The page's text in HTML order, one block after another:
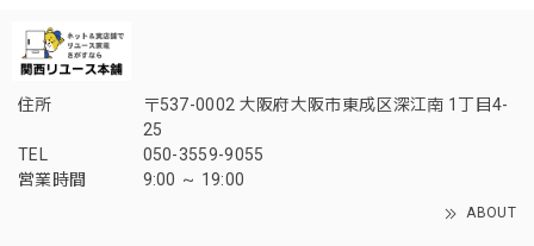
住所
〒537-0002 大阪府大阪市東成区深江南 1丁目4-
25
TEL
050-3559-9055
営業時間
9:00 ～ 19:00
ABOUT